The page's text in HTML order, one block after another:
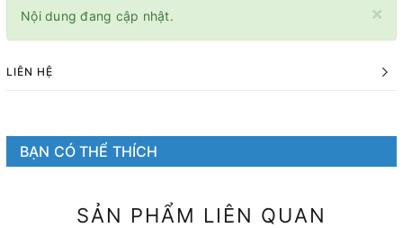
×
Nội dung đang cập nhật.
LIÊN HỆ
BẠN CÓ THỂ THÍCH
SẢN PHẨM LIÊN QUAN